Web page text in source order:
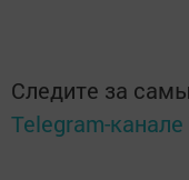
Следите за
Telegram-канале